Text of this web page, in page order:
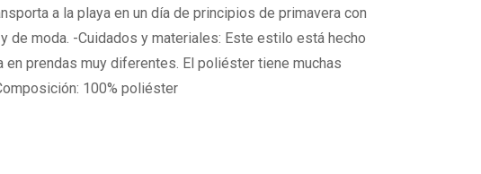
a la playa en un día de principios de primavera con
de moda. -Cuidados y materiales: Este estilo está hecho
prendas muy diferentes. El poliéster tiene muchas
100% poliéster